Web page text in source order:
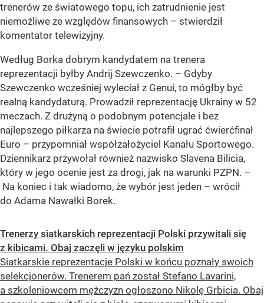
trenerów ze światowego topu, ich zatrudnienie jest
niemożliwe ze względów finansowych – stwierdził
komentator telewizyjny.
Według Borka dobrym kandydatem na trenera
reprezentacji byłby Andrij Szewczenko. – Gdyby
Szewczenko wcześniej wyleciał z Genui, to mógłby być
realną kandydaturą. Prowadził reprezentację Ukrainy w 52
meczach. Z drużyną o podobnym potencjale i bez
najlepszego piłkarza na świecie potrafił ugrać ćwierćfinał
Euro – przypomniał współzałożyciel Kanału Sportowego.
Dziennikarz przywołał również nazwisko Slavena Bilicia,
który w jego ocenie jest za drogi, jak na warunki PZPN. –
Na koniec i tak wiadomo, że wybór jest jeden – wrócił
do Adama Nawałki Borek.
Trenerzy siatkarskich reprezentacji Polski przywitali się
z kibicami. Obaj zaczęli w języku polskim
Siatkarskie reprezentacje Polski w końcu poznały swoich
selekcjonerów. Trenerem pań został Stefano Lavarini,
a szkoleniowcem mężczyzn ogłoszono Nikolę Grbicia. Obaj